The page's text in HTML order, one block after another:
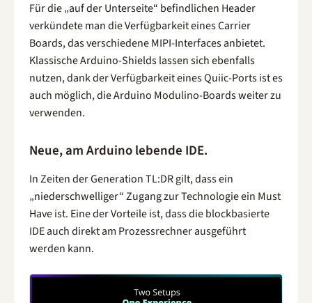
Für die „auf der Unterseite“ befindlichen Header
verkündete man die Verfügbarkeit eines Carrier
Boards, das verschiedene MIPI-Interfaces anbietet.
Klassische Arduino-Shields lassen sich ebenfalls
nutzen, dank der Verfügbarkeit eines Quiic-Ports ist es
auch möglich, die Arduino Modulino-Boards weiter zu
verwenden.
Neue, am Arduino lebende IDE.
In Zeiten der Generation TL:DR gilt, dass ein
„niederschwelliger“ Zugang zur Technologie ein Must
Have ist. Eine der Vorteile ist, dass die blockbasierte
IDE auch direkt am Prozessrechner ausgeführt
werden kann.